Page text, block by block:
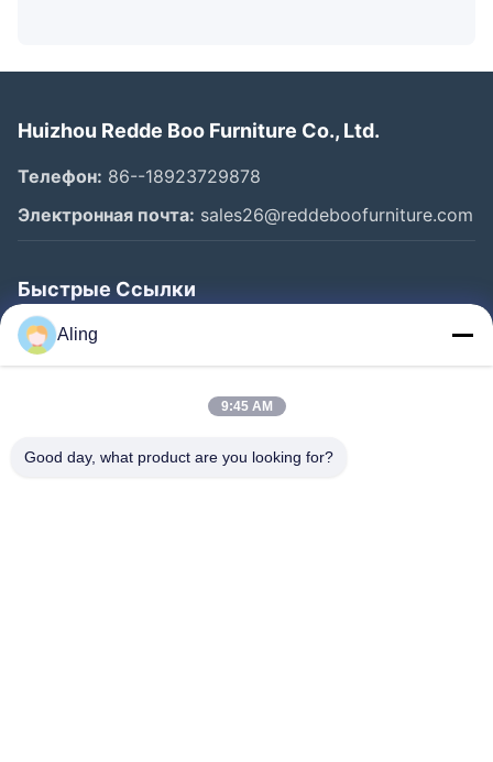
Huizhou Redde Boo Furniture Co., Ltd.
Телефон: 86--18923729878
Электронная почта: sales26@reddeboofurniture.com
Быстрые Ссылки
Главная Страница
Продукция
О Компании
Aling
9:45 AM
Good day, what product are you looking for?